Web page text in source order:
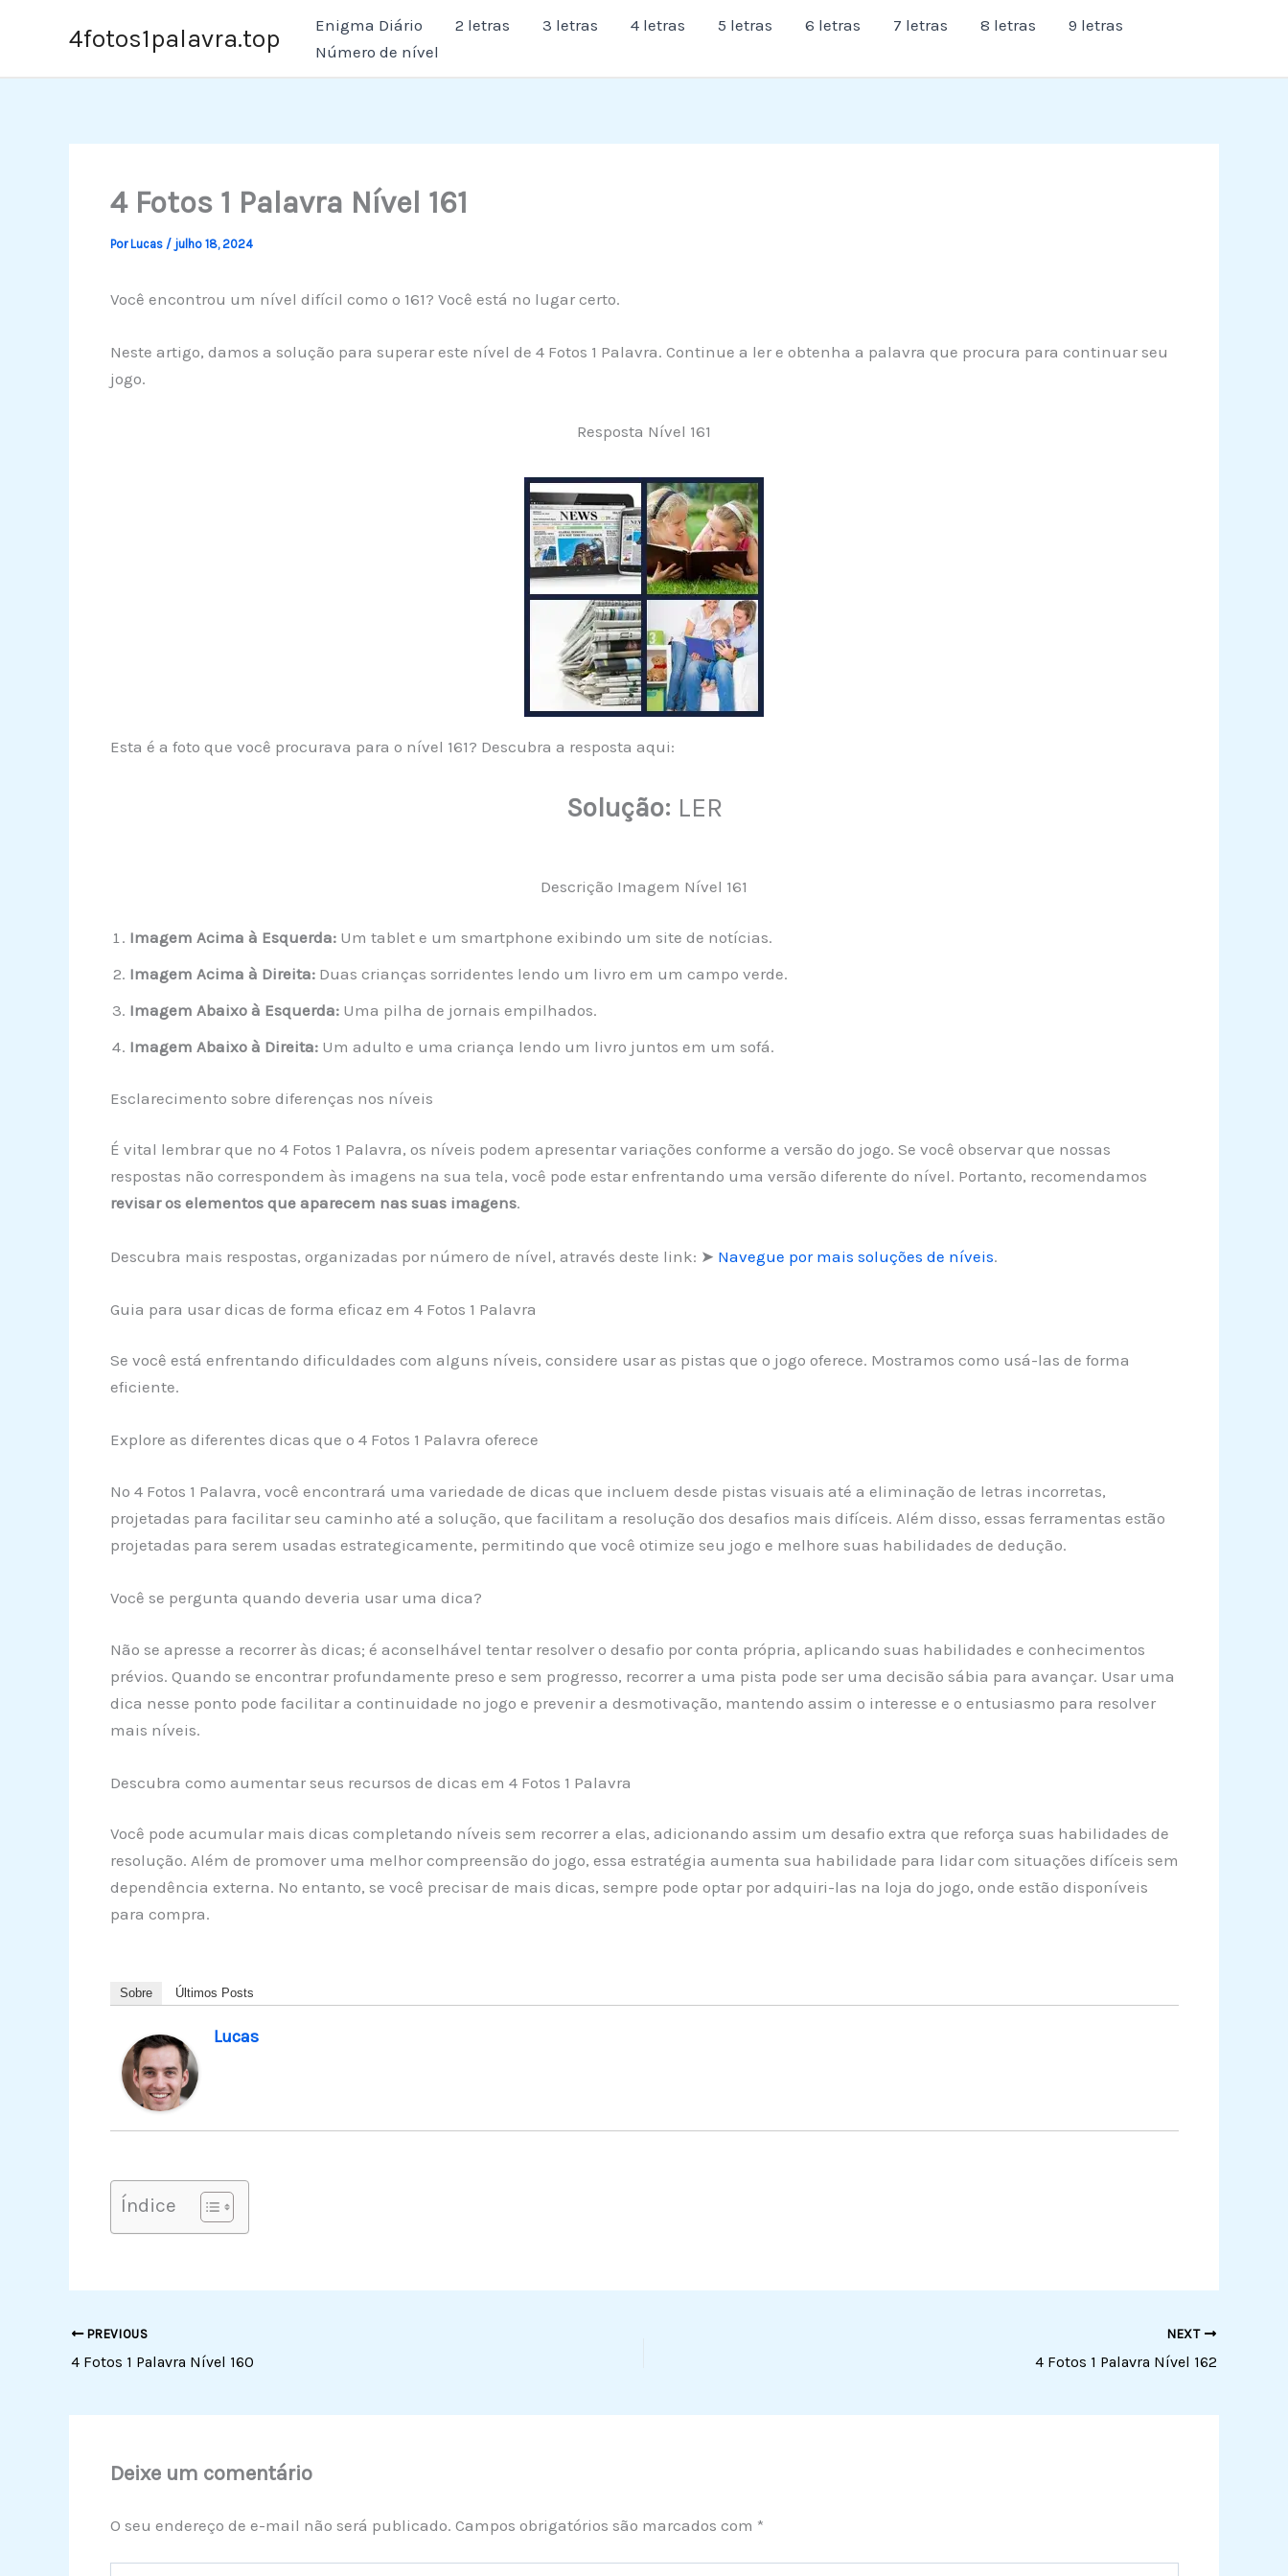
4fotos1palavra.top Enigma Diário 2 letras 3 letras 4 letras 5 letras 6 letras 7 letras 8 letras
9 letras
Número de nível
4 Fotos 1 Palavra Nível 161
PorLucas / julho 18, 2024
Você encontrou um nível difícil como o 161? Você está no lugar certo.
Neste artigo, damos a solução para superar este nível de 4 Fotos 1 Palavra. Continue a ler e obtenha a palavra que procura para continuar seu
jogo.
Resposta Nível 161
Esta é a foto que você procurava para o nível 161? Descubra a resposta aqui:
Solução: LER
Descrição Imagem Nível 161
Imagem Acima à Esquerda:Um tablet e um smartphone exibindo um site de notícias.
Imagem Acima à Direita:Duas crianças sorridentes lendo um livro em um campo verde.
Imagem Abaixo à Esquerda:Uma pilha de jornais empilhados.
Imagem Abaixo à Direita:Um adulto e uma criança lendo um livro juntos em um sofá.
Esclarecimento sobre diferenças nos níveis
É vital lembrar que no 4 Fotos 1 Palavra, os níveis podem apresentar variações conforme a versão do jogo. Se você observar que nossas
respostas não correspondem às imagens na sua tela, você pode estar enfrentando uma versão diferente do nível. Portanto, recomendamos
revisar os elementos que aparecem nas suas imagens.
Descubra mais respostas, organizadas por número de nível, através deste link: ➤ Navegue por mais soluções de níveis.
Guia para usar dicas de forma eficaz em 4 Fotos 1 Palavra
Se você está enfrentando dificuldades com alguns níveis, considere usar as pistas que o jogo oferece. Mostramos como usá-las de forma
eficiente.
Explore as diferentes dicas que o 4 Fotos 1 Palavra oferece
No 4 Fotos 1 Palavra, você encontrará uma variedade de dicas que incluem desde pistas visuais até a eliminação de letras incorretas,
projetadas para facilitar seu caminho até a solução, que facilitam a resolução dos desafios mais difíceis. Além disso, essas ferramentas estão
projetadas para serem usadas estrategicamente, permitindo que você otimize seu jogo e melhore suas habilidades de dedução.
Você se pergunta quando deveria usar uma dica?
Não se apresse a recorrer às dicas; é aconselhável tentar resolver o desafio por conta própria, aplicando suas habilidades e conhecimentos
prévios. Quando se encontrar profundamente preso e sem progresso, recorrer a uma pista pode ser uma decisão sábia para avançar. Usar uma
dica nesse ponto pode facilitar a continuidade no jogo e prevenir a desmotivação, mantendo assim o interesse e o entusiasmo para resolver
mais níveis.
Descubra como aumentar seus recursos de dicas em 4 Fotos 1 Palavra
Você pode acumular mais dicas completando níveis sem recorrer a elas, adicionando assim um desafio extra que reforça suas habilidades de
resolução. Além de promover uma melhor compreensão do jogo, essa estratégia aumenta sua habilidade para lidar com situações difíceis sem
dependência externa. No entanto, se você precisar de mais dicas, sempre pode optar por adquiri-las na loja do jogo, onde estão disponíveis
para compra.
Sobre Últimos Posts
Lucas
Índice
PREVIOUS
4 Fotos 1 Palavra Nível 160
NEXT
4 Fotos 1 Palavra Nível 162
Deixe um comentário
O seu endereço de e-mail não será publicado. Campos obrigatórios são marcados com *